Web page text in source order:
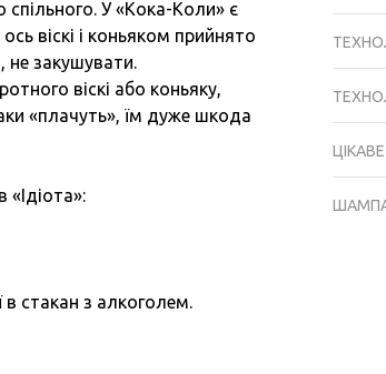
спільного. У «Кока-Коли» є
віскі і коньяком прийнято
не закушувати.
віскі або коньяку,
«плачуть», їм дуже шкода
стакан з алкоголем.
ЦІКАВЕ